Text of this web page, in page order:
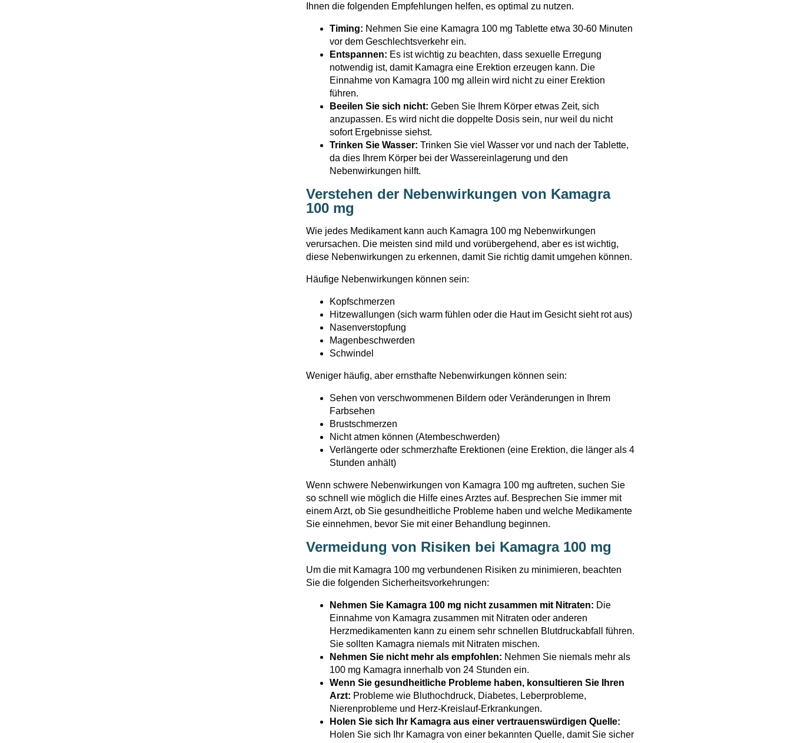
Ihnen die folgenden Empfehlungen helfen, es optimal zu nutzen.
Timing: Nehmen Sie eine Kamagra 100 mg Tablette etwa 30-60 Minuten
vor dem Geschlechtsverkehr ein.
Entspannen: Es ist wichtig zu beachten, dass sexuelle Erregung
notwendig ist, damit Kamagra eine Erektion erzeugen kann. Die
Einnahme von Kamagra 100 mg allein wird nicht zu einer Erektion
führen.
Beeilen Sie sich nicht: Geben Sie Ihrem Körper etwas Zeit, sich
anzupassen. Es wird nicht die doppelte Dosis sein, nur weil du nicht
sofort Ergebnisse siehst.
Trinken Sie Wasser: Trinken Sie viel Wasser vor und nach der Tablette,
da dies Ihrem Körper bei der Wassereinlagerung und den
Nebenwirkungen hilft.
Verstehen der Nebenwirkungen von Kamagra
100 mg
Wie jedes Medikament kann auch Kamagra 100 mg Nebenwirkungen
verursachen. Die meisten sind mild und vorübergehend, aber es ist wichtig,
diese Nebenwirkungen zu erkennen, damit Sie richtig damit umgehen können.
Häufige Nebenwirkungen können sein:
Kopfschmerzen
Hitzewallungen (sich warm fühlen oder die Haut im Gesicht sieht rot aus)
Nasenverstopfung
Magenbeschwerden
Schwindel
Weniger häufig, aber ernsthafte Nebenwirkungen können sein:
Sehen von verschwommenen Bildern oder Veränderungen in Ihrem
Farbsehen
Brustschmerzen
Nicht atmen können (Atembeschwerden)
Verlängerte oder schmerzhafte Erektionen (eine Erektion, die länger als 4
Stunden anhält)
Wenn schwere Nebenwirkungen von Kamagra 100 mg auftreten, suchen Sie
so schnell wie möglich die Hilfe eines Arztes auf. Besprechen Sie immer mit
einem Arzt, ob Sie gesundheitliche Probleme haben und welche Medikamente
Sie einnehmen, bevor Sie mit einer Behandlung beginnen.
Vermeidung von Risiken bei Kamagra 100 mg
Um die mit Kamagra 100 mg verbundenen Risiken zu minimieren, beachten
Sie die folgenden Sicherheitsvorkehrungen:
Nehmen Sie Kamagra 100 mg nicht zusammen mit Nitraten: Die
Einnahme von Kamagra zusammen mit Nitraten oder anderen
Herzmedikamenten kann zu einem sehr schnellen Blutdruckabfall führen.
Sie sollten Kamagra niemals mit Nitraten mischen.
Nehmen Sie nicht mehr als empfohlen: Nehmen Sie niemals mehr als
100 mg Kamagra innerhalb von 24 Stunden ein.
Wenn Sie gesundheitliche Probleme haben, konsultieren Sie Ihren
Arzt: Probleme wie Bluthochdruck, Diabetes, Leberprobleme,
Nierenprobleme und Herz-Kreislauf-Erkrankungen.
Holen Sie sich Ihr Kamagra aus einer vertrauenswürdigen Quelle:
Holen Sie sich Ihr Kamagra von einer bekannten Quelle, damit Sie sicher